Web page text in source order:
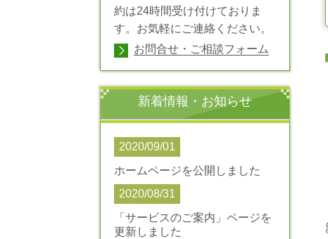
約は24時間受け付けておりま
す。お気軽にご連絡ください。
お問合せ・ご相談フォーム
新着情報・お知らせ
2020/09/01
ホームページを公開しました
2020/08/31
「サービスのご案内」ページを
更新しました